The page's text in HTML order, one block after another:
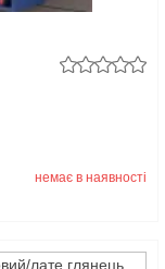
немає в наявності